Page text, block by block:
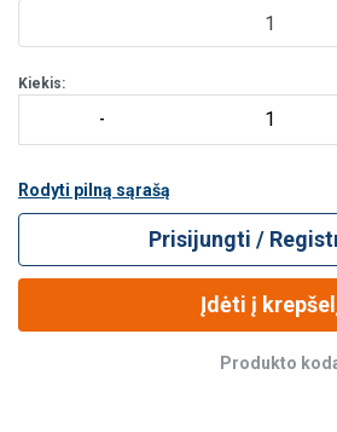
1
Kiekis:
Rodyti pilną sąrašą
Prisijungti /
Įdėti į
Produkto